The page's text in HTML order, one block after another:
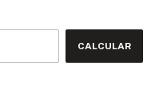
CALCULAR